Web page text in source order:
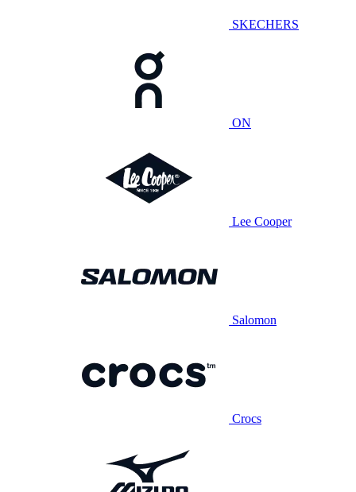
SKECHERS
ON
Lee Cooper
Salomon
Crocs